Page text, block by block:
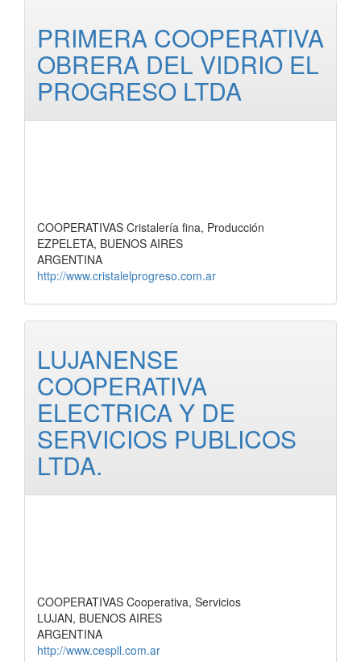
PRIMERA COOPERATIVA
OBRERA DEL VIDRIO EL
PROGRESO LTDA
COOPERATIVAS Cristalería fina, Producción
EZPELETA, BUENOS AIRES
ARGENTINA
http://www.cristalelprogreso.com.ar
LUJANENSE
COOPERATIVA
ELECTRICA Y DE
SERVICIOS PUBLICOS
LTDA.
COOPERATIVAS Cooperativa, Servicios
LUJAN, BUENOS AIRES
ARGENTINA
http://www.cespll.com.ar